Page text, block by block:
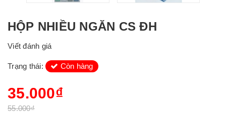
HỘP NHIỀU NGĂN CS ĐH
Viết đánh giá
Trạng thái: Còn hàng
35.000₫
55.000₫